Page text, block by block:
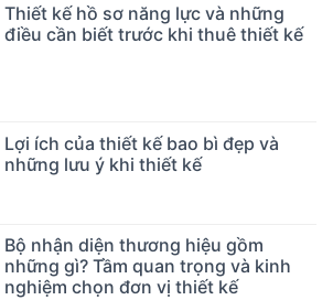
Thiết kế hồ sơ năng lực và những
điều cần biết trước khi thuê thiết kế
Lợi ích của thiết kế bao bì đẹp và
những lưu ý khi thiết kế
Bộ nhận diện thương hiệu gồm
những gì? Tầm quan trọng và kinh
nghiệm chọn đơn vị thiết kế